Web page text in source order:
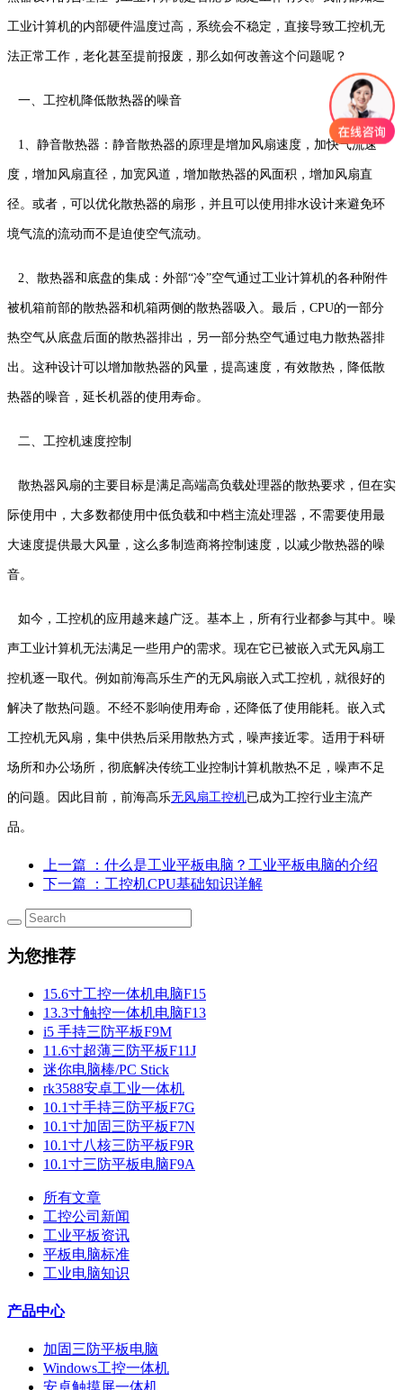
工业计算机的内部硬件温度过高，系统会不稳定，直接导致工控机无
法正常工作，老化甚至提前报废，那么如何改善这个问题呢？
一、工控机降低散热器的噪音
1、静音散热器：静音散热器的原理是增加风扇速度，加快气流速
度，增加风扇直径，加宽风道，增加散热器的风面积，增加风扇直
径。或者，可以优化散热器的扇形，并且可以使用排水设计来避免环
境气流的流动而不是迫使空气流动。
2、散热器和底盘的集成：外部“冷”空气通过工业计算机的各种附件
被机箱前部的散热器和机箱两侧的散热器吸入。最后，CPU的一部分
热空气从底盘后面的散热器排出，另一部分热空气通过电力散热器排
出。这种设计可以增加散热器的风量，提高速度，有效散热，降低散
热器的噪音，延长机器的使用寿命。
二、工控机速度控制
散热器风扇的主要目标是满足高端高负载处理器的散热要求，但在实
际使用中，大多数都使用中低负载和中档主流处理器，不需要使用最
大速度提供最大风量，这么多制造商将控制速度，以减少散热器的噪
音。
如今，工控机的应用越来越广泛。基本上，所有行业都参与其中。噪
声工业计算机无法满足一些用户的需求。现在它已被嵌入式无风扇工
控机逐一取代。例如前海高乐生产的无风扇嵌入式工控机，就很好的
解决了散热问题。不经不影响使用寿命，还降低了使用能耗。嵌入式
工控机无风扇，集中供热后采用散热方式，噪声接近零。适用于科研
场所和办公场所，彻底解决传统工业控制计算机散热不足，噪声不足
的问题。因此目前，前海高乐无风扇工控机已成为工控行业主流产
品。
上一篇
：什么是工业平板电脑？工业平板电脑的介绍
下一篇
：工控机CPU基础知识详解
为您推荐
15.6寸工控一体机电脑F15
13.3寸触控一体机电脑F13
i5 手持三防平板F9M
11.6寸超薄三防平板F11J
迷你电脑棒/PC Stick
rk3588安卓工业一体机
10.1寸手持三防平板F7G
10.1寸加固三防平板F7N
10.1寸八核三防平板F9R
10.1寸三防平板电脑F9A
所有文章
工控公司新闻
工业平板资讯
平板电脑标准
工业电脑知识
产品中心
加固三防平板电脑
Windows工控一体机
安卓触摸屏一体机